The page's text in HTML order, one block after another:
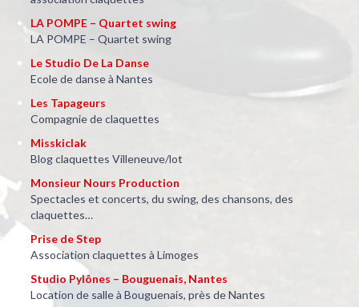
Claq & Co
Cours et boutique de claquettes, région parisienne
Claquettes en vogue
Association claquettes à Montpellier
Clubs de claquettes
Annuaire des clubs de claquettes
Dancing feet claquettes
Association claquettes à Tours
Danses & plage
magasin à Angers, vente de claquettes américaines
association claquettes
LA POMPE – Quartet swing
LA POMPE – Quartet swing